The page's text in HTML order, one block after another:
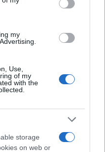
my
Use,
of my
with the
storage
on web or
dall'estero il
napoletana durante una
contatti con
sulla geopolitica. Nato
locale e mantiene